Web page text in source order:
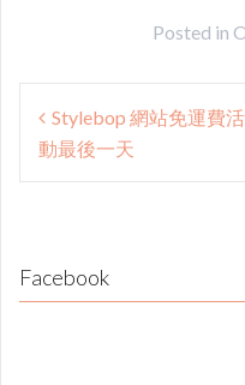
Posted in
Post
navigation
Stylebop 網站免運費活
動最後一天
Facebook